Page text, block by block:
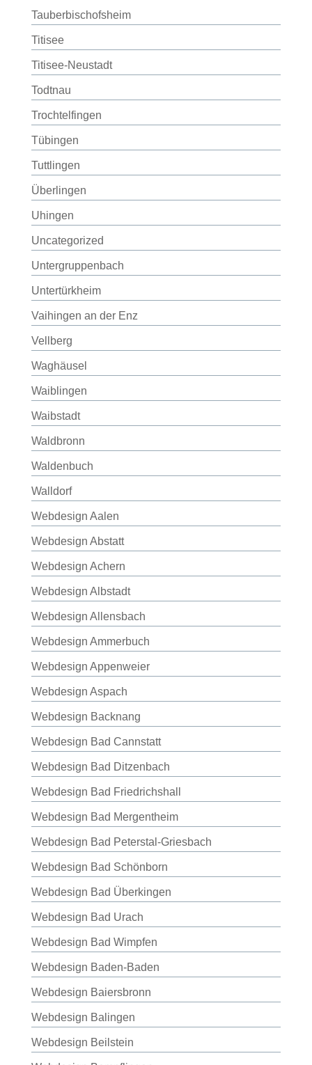
Tauberbischofsheim
Titisee
Titisee-Neustadt
Todtnau
Trochtelfingen
Tübingen
Tuttlingen
Überlingen
Uhingen
Uncategorized
Untergruppenbach
Untertürkheim
Vaihingen an der Enz
Vellberg
Waghäusel
Waiblingen
Waibstadt
Waldbronn
Waldenbuch
Walldorf
Webdesign Aalen
Webdesign Abstatt
Webdesign Achern
Webdesign Albstadt
Webdesign Allensbach
Webdesign Ammerbuch
Webdesign Appenweier
Webdesign Aspach
Webdesign Backnang
Webdesign Bad Cannstatt
Webdesign Bad Ditzenbach
Webdesign Bad Friedrichshall
Webdesign Bad Mergentheim
Webdesign Bad Peterstal-Griesbach
Webdesign Bad Schönborn
Webdesign Bad Überkingen
Webdesign Bad Urach
Webdesign Bad Wimpfen
Webdesign Baden-Baden
Webdesign Baiersbronn
Webdesign Balingen
Webdesign Beilstein